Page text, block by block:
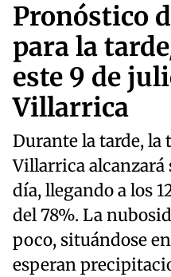
Pronóstico
para la
este 9 de
Villarrica
Durante la tarde, la
Villarrica
día, llegando a los
del 78%. La
poco, situándose
esperan